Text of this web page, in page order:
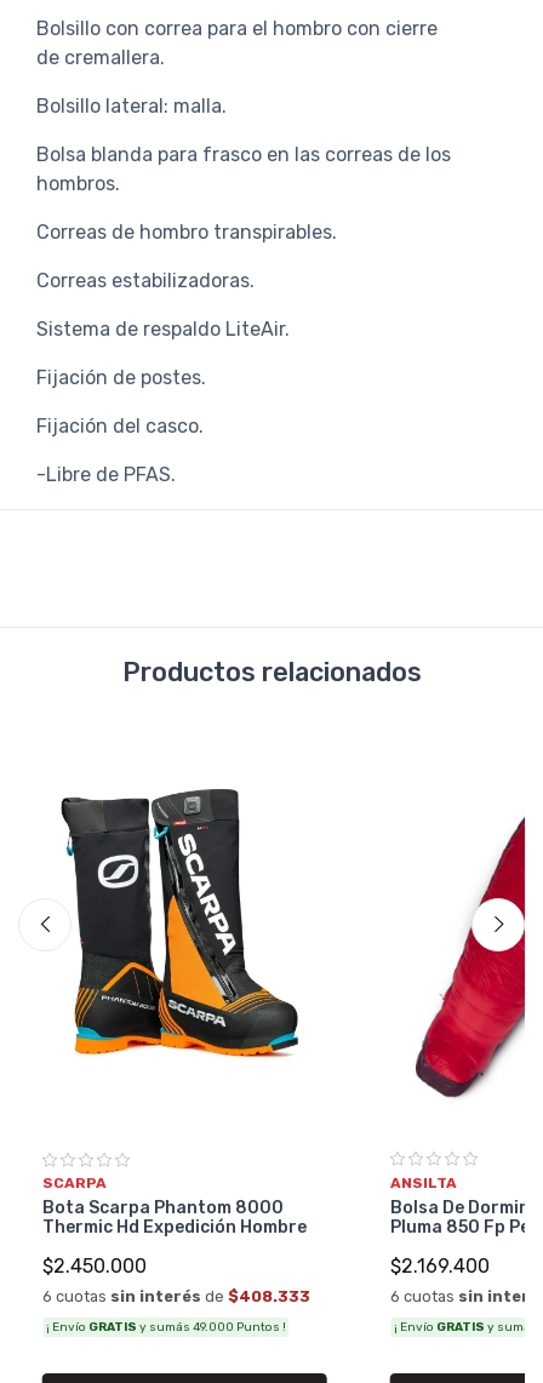
Bolsillo con correa para el hombro con cierre
de cremallera.
Bolsillo lateral: malla.
Bolsa blanda para frasco en las correas de los
hombros.
Correas de hombro transpirables.
Correas estabilizadoras.
Sistema de respaldo LiteAir.
Fijación de postes.
Fijación del casco.
-Libre de PFAS.
Productos relacionados
SCARPA
Bota Scarpa Phantom 8000
Thermic Hd Expedición Hombre
$2.450.000
6 cuotas sin interés de $408.333
¡ Envío GRATIS y sumás 49.000 Puntos !
ANSILTA
Bolsa De Dormir
Pluma 850 Fp
$2.169.400
6 cuotas sin
¡ Envío GRATIS y sumás